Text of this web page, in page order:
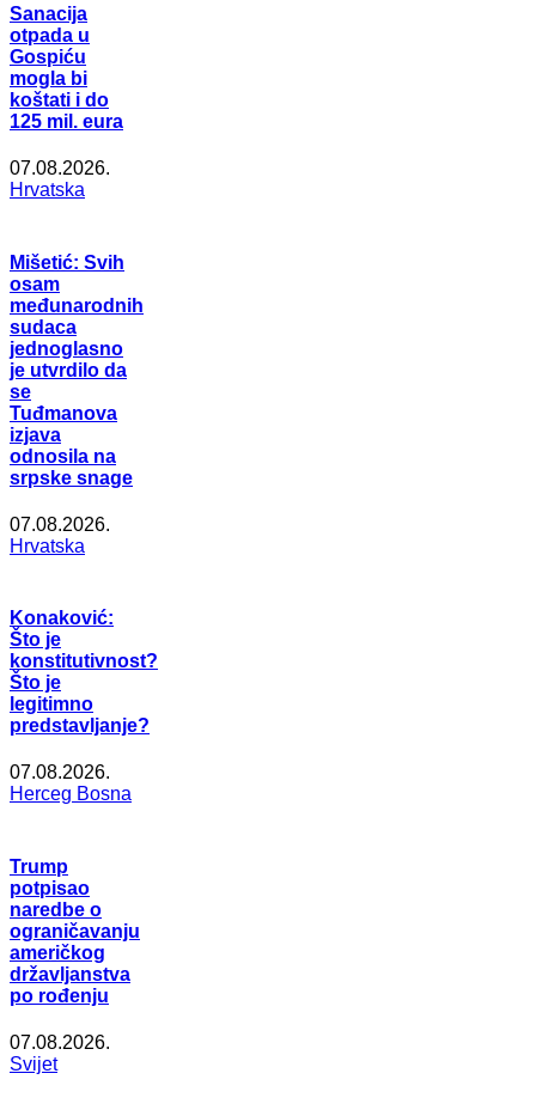
Sanacija
otpada u
Gospiću
mogla bi
koštati i do
125 mil. eura
07.08.2026.
Hrvatska
Mišetić: Svih
osam
međunarodnih
sudaca
jednoglasno
je utvrdilo da
se
Tuđmanova
izjava
odnosila na
srpske snage
07.08.2026.
Hrvatska
Konaković:
Što je
konstitutivnost?
Što je
legitimno
predstavljanje?
07.08.2026.
Herceg Bosna
Trump
potpisao
naredbe o
ograničavanju
američkog
državljanstva
po rođenju
07.08.2026.
Svijet